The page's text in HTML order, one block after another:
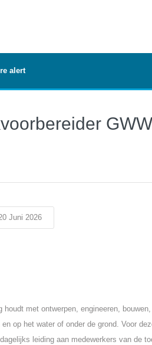
alert
GWW
Juni 2026
met ontwerpen, engineeren,
op het water of onder de grond. Voor
leiding aan medewerkers van de